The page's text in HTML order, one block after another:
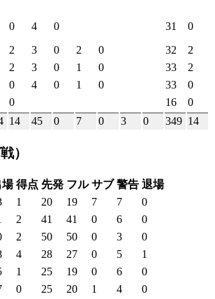
0 4 0 31
0
2 3 0 2 0 32
2
2 3 0 1 0 33
2
0 4 0 1 0 33
0
0 16
0
14 45 0 7 0 3 0 349 14
）
場 得点 先発 フル サブ 警告 退場
1 20 19 7 7
0
2 41 41 0 6
0
2 50 50 0 3
0
4 28 27 0 5
1
1 25 19 0 6
0
0 25 20 1 4
0